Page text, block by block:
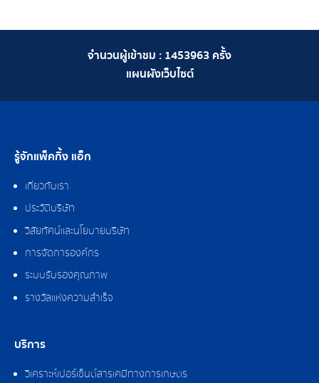
จำนวนผู้เข้าชม : 1453963 ครั้ง
แผนผังเว็บไซต์
รู้จักแพ็คกิ้ง แอ็ก
เกี่ยวกับเรา
ประวัติบริษัท
วิสัยทัศน์และนโยบายบริษัท
การจัดการองค์กร
ระบบรับรองคุณภาพ
รางวัลแห่งความสำเร็จ
บริการ
วิเคราะห์เปอร์เซ็นต์สารเคมีทางการเกษตร